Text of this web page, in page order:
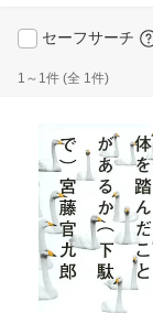
セーフサーチ
1～1件 (全 1件)